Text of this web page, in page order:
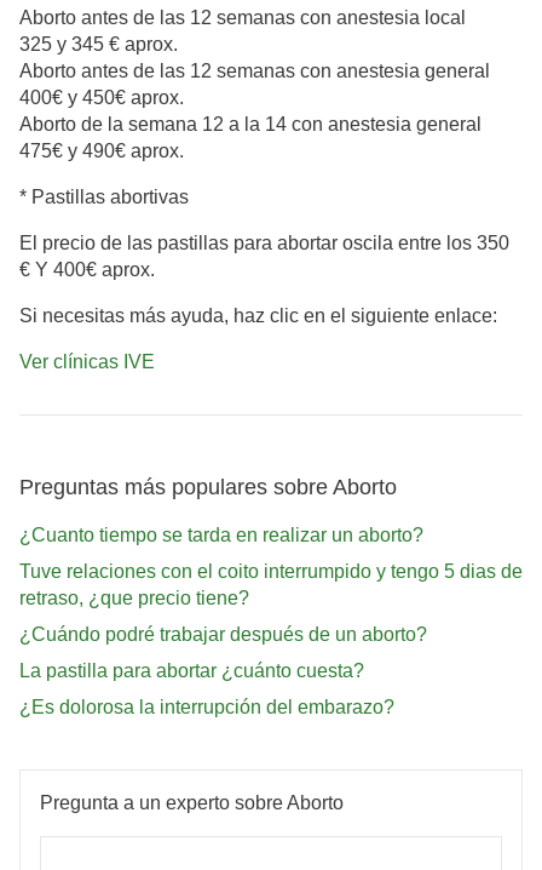
Aborto antes de las 12 semanas con anestesia local
325 y 345 € aprox.
Aborto antes de las 12 semanas con anestesia general
400€ y 450€ aprox.
Aborto de la semana 12 a la 14 con anestesia general
475€ y 490€ aprox.
* Pastillas abortivas
El precio de las pastillas para abortar oscila entre los 350
€ Y 400€ aprox.
Si necesitas más ayuda, haz clic en el siguiente enlace:
Ver clínicas IVE
Preguntas más populares sobre Aborto
¿Cuanto tiempo se tarda en realizar un aborto?
Tuve relaciones con el coito interrumpido y tengo 5 dias de
retraso, ¿que precio tiene?
¿Cuándo podré trabajar después de un aborto?
La pastilla para abortar ¿cuánto cuesta?
¿Es dolorosa la interrupción del embarazo?
Pregunta a un experto sobre Aborto